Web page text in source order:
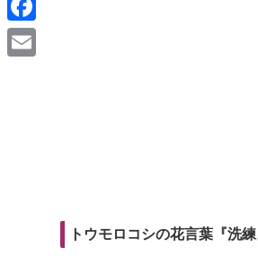
トウモロコシの花言葉『洗
t
n
e
e
d
F